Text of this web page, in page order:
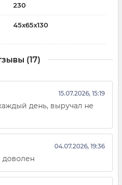
230
45x65x130
(17)
15.07.2026, 15:19
день, выручал не
04.07.2026, 19:36
доволен